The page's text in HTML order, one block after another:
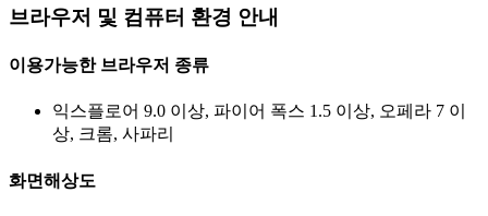
브라우저 및 컴퓨터 환경 안내
이용가능한 브라우저 종류
익스플로어 9.0 이상, 파이어 폭스 1.5 이상, 오페라 7 이
상, 크롬, 사파리
화면해상도